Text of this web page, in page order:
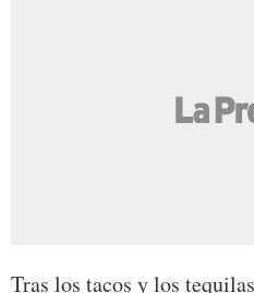
Tras los tacos y los